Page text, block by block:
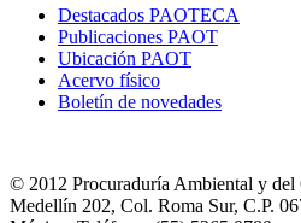
Destacados PAOTECA
Publicaciones PAOT
Ubicación PAOT
Acervo físico
Boletín de novedades
© 2012 Procuraduría Ambiental y del
Medellín 202, Col. Roma Sur, C.P.